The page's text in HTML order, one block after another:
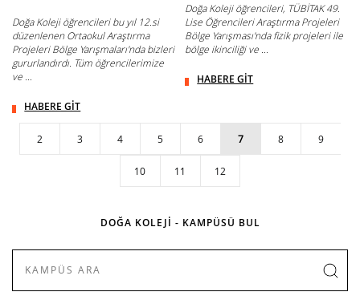
Doğa Koleji öğrencileri bu yıl 12.si
düzenlenen Ortaokul Araştırma
Projeleri Bölge Yarışmaları'nda bizleri
gururlandırdı. Tüm öğrencilerimize
ve ...
HABERE GİT
Doğa Koleji öğrencileri, TÜBİTAK 49.
Lise Öğrencileri Araştırma Projeleri
Bölge Yarışması'nda fizik projeleri ile
bölge ikinciliği ve ...
HABERE GİT
2 3 4 5 6 7 8 9
10 11 12
DOĞA KOLEJİ - KAMPÜSÜ BUL